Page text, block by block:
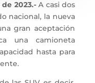
2023.-A casi dos
nacional, la nueva
gran aceptación
una camioneta
hasta para